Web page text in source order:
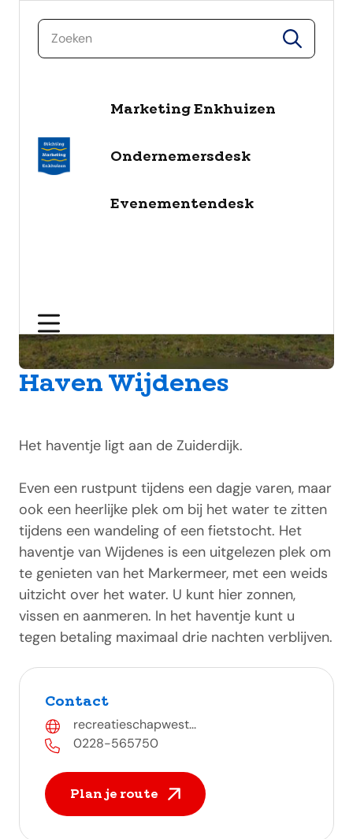
Marketing Enkhuizen
Ondernemersdesk
Evenementendesk
zoeken
zoeken
Haven Wijdenes
Het haventje ligt aan de Zuiderdijk.
Even een rustpunt tijdens een dagje varen, maar
ook een heerlijke plek om bij het water te zitten
tijdens een wandeling of een fietstocht. Het
haventje van Wijdenes is een uitgelezen plek om
te genieten van het Markermeer, met een weids
uitzicht over het water. U kunt hier zonnen,
vissen en aanmeren. In het haventje kunt u
tegen betaling maximaal drie nachten verblijven.
Contact
recreatieschapwest...
0228-565750
Plan je route